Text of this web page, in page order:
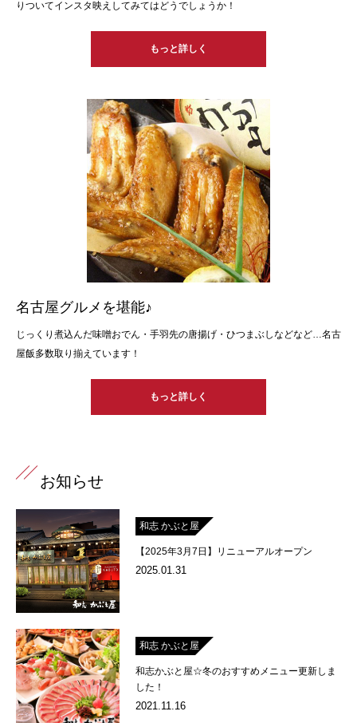
りついてインスタ映えしてみてはどうでしょうか！
もっと詳しく
名古屋グルメを堪能♪
じっくり煮込んだ味噌おでん・手羽先の唐揚げ・ひつまぶしなどなど…名古
屋飯多数取り揃えています！
もっと詳しく
お知らせ
和志 かぶと屋
【2025年3月7日】リニューアルオープン
2025.01.31
和志 かぶと屋
和志かぶと屋☆冬のおすすめメニュー更新しま
した！
2021.11.16